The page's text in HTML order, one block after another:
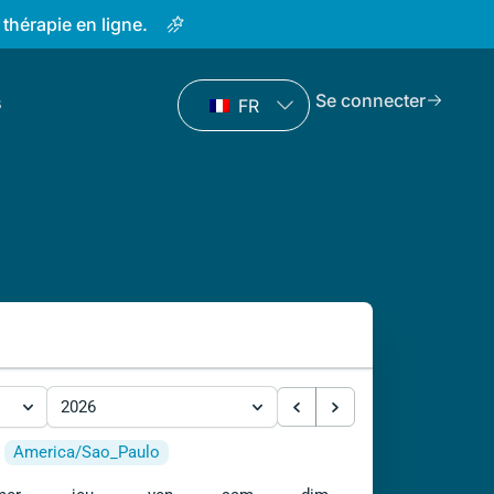
en ligne.
FR Se connecter
2026
America/Sao_Paulo